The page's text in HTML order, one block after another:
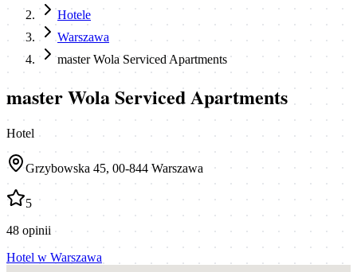
Hotele
Warszawa
master Wola Serviced Apartments
master Wola Serviced Apartments
Hotel
Grzybowska 45, 00-844 Warszawa
5
48 opinii
Hotel w Warszawa